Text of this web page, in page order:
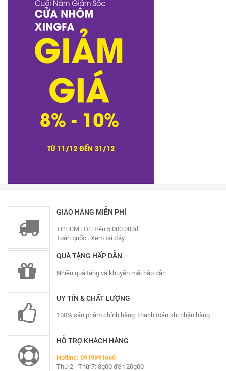
GIAO HÀNG MIỄN PHÍ
TP.HCM : ĐH trên 5.000.000đ
Toàn quốc : Xem tại đây
QUÀ TẶNG HẤP DẪN
Nhiều quà tặng và khuyến mãi hấp dẫn
UY TÍN & CHẤT LƯỢNG
100% sản phẩm chính hãng Thanh toán khi nhận hàng
HỖ TRỢ KHÁCH HÀNG
Hotline: 0919991660
Thứ 2 - Thứ 7: 8g00 đến 20g00